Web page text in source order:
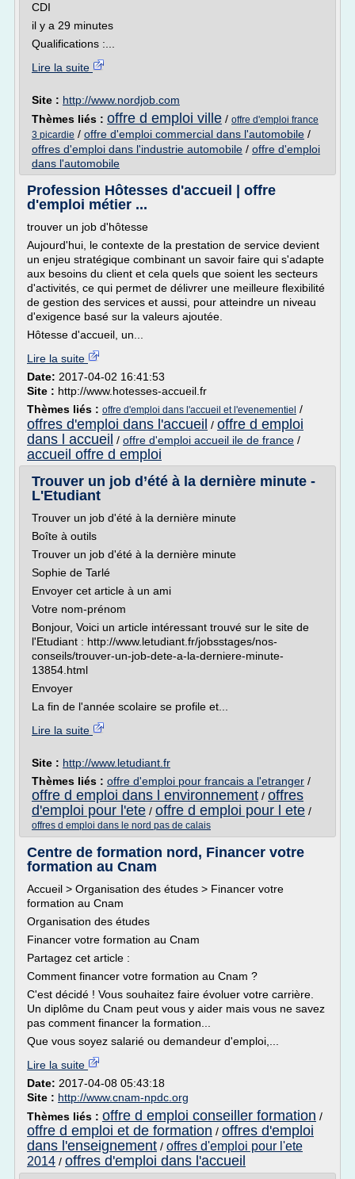
CDI
il y a 29 minutes
Qualifications :...
Lire la suite
Site : http://www.nordjob.com
Thèmes liés : offre d emploi ville / offre d'emploi france
3 picardie / offre d'emploi commercial dans l'automobile /
offres d'emploi dans l'industrie automobile / offre d'emploi
dans l'automobile
Profession Hôtesses d'accueil | offre
d'emploi métier ...
trouver un job d'hôtesse
Aujourd'hui, le contexte de la prestation de service devient
un enjeu stratégique combinant un savoir faire qui s'adapte
aux besoins du client et cela quels que soient les secteurs
d'activités, ce qui permet de délivrer une meilleure flexibilité
de gestion des services et aussi, pour atteindre un niveau
d'exigence basé sur la valeurs ajoutée.
Hôtesse d'accueil, un...
Lire la suite
Date: 2017-04-02 16:41:53
Site : http://www.hotesses-accueil.fr
Thèmes liés : offre d'emploi dans l'accueil et l'evenementiel /
offres d'emploi dans l'accueil / offre d emploi
dans l accueil / offre d'emploi accueil ile de france /
accueil offre d emploi
Trouver un job d’été à la dernière minute -
L'Etudiant
Trouver un job d'été à la dernière minute
Boîte à outils
Trouver un job d'été à la dernière minute
Sophie de Tarlé
Envoyer cet article à un ami
Votre nom-prénom
Bonjour, Voici un article intéressant trouvé sur le site de
l'Etudiant : http://www.letudiant.fr/jobsstages/nos-
conseils/trouver-un-job-dete-a-la-derniere-minute-
13854.html
Envoyer
La fin de l'année scolaire se profile et...
Lire la suite
Site : http://www.letudiant.fr
Thèmes liés : offre d'emploi pour francais a l'etranger /
offre d emploi dans l environnement / offres
d'emploi pour l'ete / offre d emploi pour l ete /
offres d emploi dans le nord pas de calais
Centre de formation nord, Financer votre
formation au Cnam
Accueil > Organisation des études > Financer votre
formation au Cnam
Organisation des études
Financer votre formation au Cnam
Partagez cet article :
Comment financer votre formation au Cnam ?
C'est décidé ! Vous souhaitez faire évoluer votre carrière.
Un diplôme du Cnam peut vous y aider mais vous ne savez
pas comment financer la formation...
Que vous soyez salarié ou demandeur d'emploi,...
Lire la suite
Date: 2017-04-08 05:43:18
Site : http://www.cnam-npdc.org
Thèmes liés : offre d emploi conseiller formation /
offre d emploi et de formation / offres d'emploi
dans l'enseignement / offres d'emploi pour l'ete
2014 / offres d'emploi dans l'accueil